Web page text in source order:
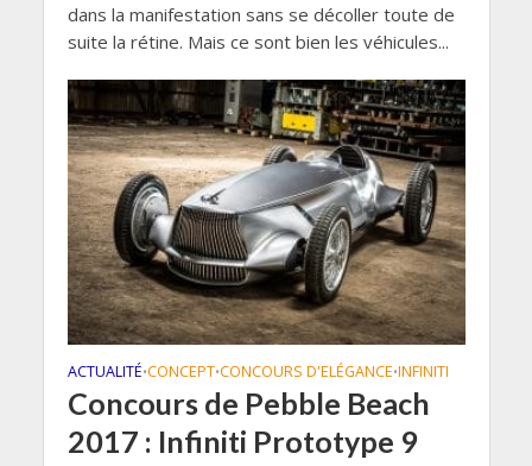
dans la manifestation sans se décoller toute de
suite la rétine. Mais ce sont bien les véhicules...
ACTUALITÉ•CONCEPT•CONCOURS D'ELÉGANCE•INFINITI
Concours de Pebble Beach
2017 : Infiniti Prototype 9